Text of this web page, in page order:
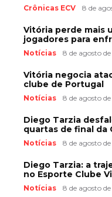
Crônicas ECV 8 de
Vitória perde mais
jogadores para
Notícias 8 de agosto
Vitória negocia
clube de Portugal
Notícias 8 de agosto
Diego Tarzia
quartas de final da
Notícias 8 de agosto
Diego Tarzia: a
no Esporte Clube
Notícias 8 de agosto